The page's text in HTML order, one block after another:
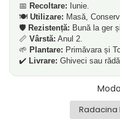
📅 Recoltare: Iunie.
🍽️ Utilizare: Masă,
🛡️ Rezistență: Bună la ger
📏 Vârstă: Anul 2.
🌱 Plantare: Primăvara și
✔️ Livrare: Ghiveci sau